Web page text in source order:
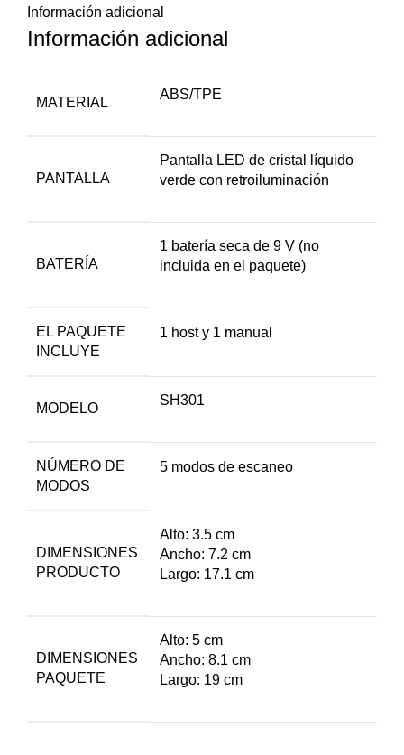
Información adicional
Información adicional
MATERIAL
ABS/TPE
PANTALLA
Pantalla LED de cristal líquido
verde con retroiluminación
BATERÍA
1 batería seca de 9 V (no
incluida en el paquete)
EL PAQUETE
INCLUYE
1 host y 1 manual
MODELO
‎SH301
NÚMERO DE
MODOS
5 modos de escaneo
DIMENSIONES
PRODUCTO
Alto: 3.5 cm
Ancho: 7.2 cm
Largo: 17.1 cm
DIMENSIONES
PAQUETE
Alto: 5 cm
Ancho: 8.1 cm
Largo: 19 cm